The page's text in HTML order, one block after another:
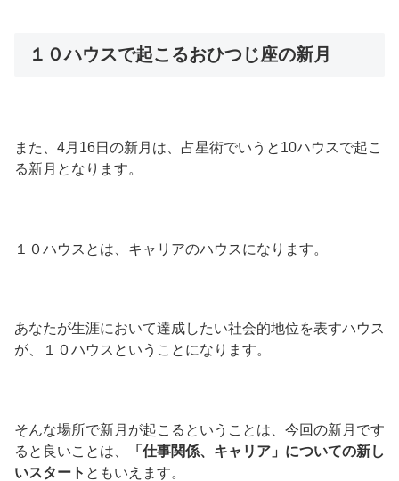
１０ハウスで起こるおひつじ座の新月
また、4月16日の新月は、占星術でいうと10ハウスで起こ
る新月となります。
１０ハウスとは、キャリアのハウスになります。
あなたが生涯において達成したい社会的地位を表すハウス
が、１０ハウスということになります。
そんな場所で新月が起こるということは、今回の新月です
ると良いことは、
「仕事関係、キャリア」についての新し
いスタート ともいえます。